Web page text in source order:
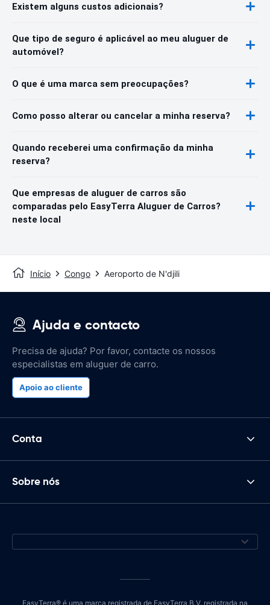
Existem alguns custos adicionais?
Que tipo de seguro é aplicável ao meu aluguer de
automóvel?
O que é uma marca sem preocupações?
Como posso alterar ou cancelar a minha reserva?
Quando receberei uma confirmação da minha
reserva?
Que empresas de aluguer de carros são
comparadas pelo EasyTerra Aluguer de Carros?
neste local
Início Congo Aeroporto de N'djili
Ajuda e contacto
Precisa de ajuda? Por favor, contacte os nossos
especialistas em aluguer de carro.
Apoio ao cliente
Conta
Sobre nós
EasyTerra® é uma marca registrada de EasyTerra B.V. registrada na